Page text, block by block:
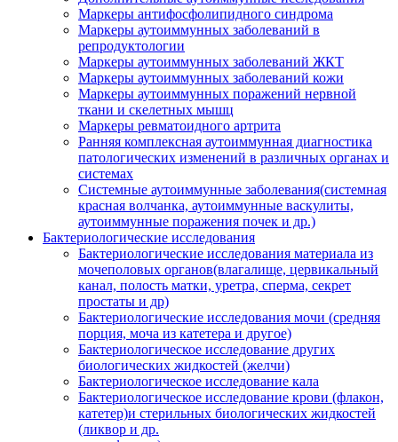
Маркеры антифосфолипидного синдрома
Маркеры аутоиммунных заболеваний в
репродуктологии
Маркеры аутоиммунных заболеваний ЖКТ
Маркеры аутоиммунных заболеваний кожи
Маркеры аутоиммунных поражений нервной
ткани и скелетных мышц
Маркеры ревматоидного артрита
Ранняя комплексная аутоиммунная диагностика
патологических изменений в различных органах и
системах
Системные аутоиммунные заболевания(системная
красная волчанка, аутоиммунные васкулиты,
аутоиммунные поражения почек и др.)
Бактериологические исследования
Бактериологические исследования материала из
мочеполовых органов(влагалище, цервикальный
канал, полость матки, уретра, сперма, секрет
простаты и др)
Бактериологические исследования мочи (средняя
порция, моча из катетера и другое)
Бактериологическое исследование других
биологических жидкостей (желчи)
Бактериологическое исследование кала
Бактериологическое исследование крови (флакон,
катетер)и стерильных биологических жидкостей
(ликвор и др.